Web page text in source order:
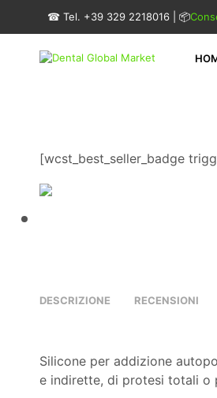
☎ Tel. +39 329 2218016 | 📦
[wcst_best_seller_badge
DESCRIZIONE RECENSIONI
Silicone per addizione
e indirette, di protesi totali o